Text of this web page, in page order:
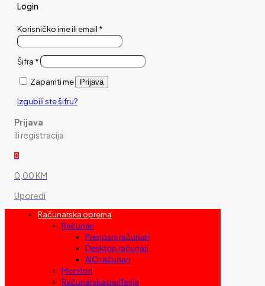
Login
Korisničko ime ili email *
Šifra *
Zapamti me Prijava
Izgubili ste šifru?
Prijava
ili registracija
0
0,00 KM
Uporedi
Računarska oprema
Računari
Prenosni računari
Desktop računari
AIO računari
Monitori
Računarska periferija